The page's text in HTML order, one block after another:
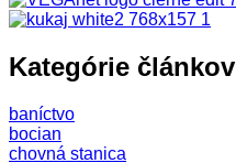
Kategórie článkov
baníctvo
bocian
chovná stanica